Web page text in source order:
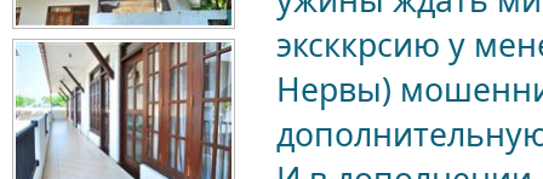
эксккрсию у
Нервы)